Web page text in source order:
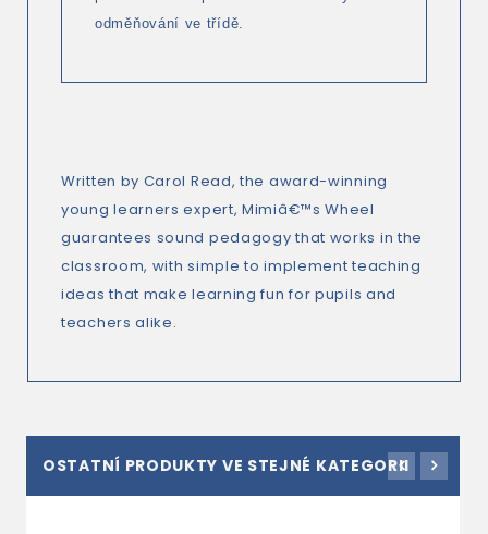
odměňování ve třídě.
Written by Carol Read, the award-winning
young learners expert, Mimiâ€™s Wheel
guarantees sound pedagogy that works in the
classroom, with simple to implement teaching
ideas that make learning fun for pupils and
teachers alike.
OSTATNÍ PRODUKTY VE STEJNÉ KATEGORII